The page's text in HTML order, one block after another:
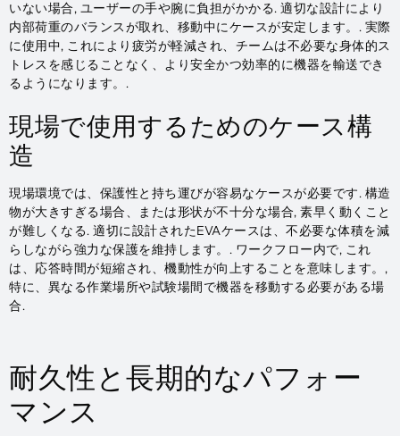
いない場合, ユーザーの手や腕に負担がかかる. 適切な設計により
内部荷重のバランスが取れ、移動中にケースが安定します。. 実際
に使用中, これにより疲労が軽減され、チームは不必要な身体的ス
トレスを感じることなく、より安全かつ効率的に機器を輸送でき
るようになります。.
現場で使用するためのケース構
造
現場環境では、保護性と持ち運びが容易なケースが必要です. 構造
物が大きすぎる場合、または形状が不十分な場合, 素早く動くこと
が難しくなる. 適切に設計されたEVAケースは、不必要な体積を減
らしながら強力な保護を維持します。. ワークフロー内で, これ
は、応答時間が短縮され、機動性が向上することを意味します。,
特に、異なる作業場所や試験場間で機器を移動する必要がある場
合.
耐久性と長期的なパフォー
マンス